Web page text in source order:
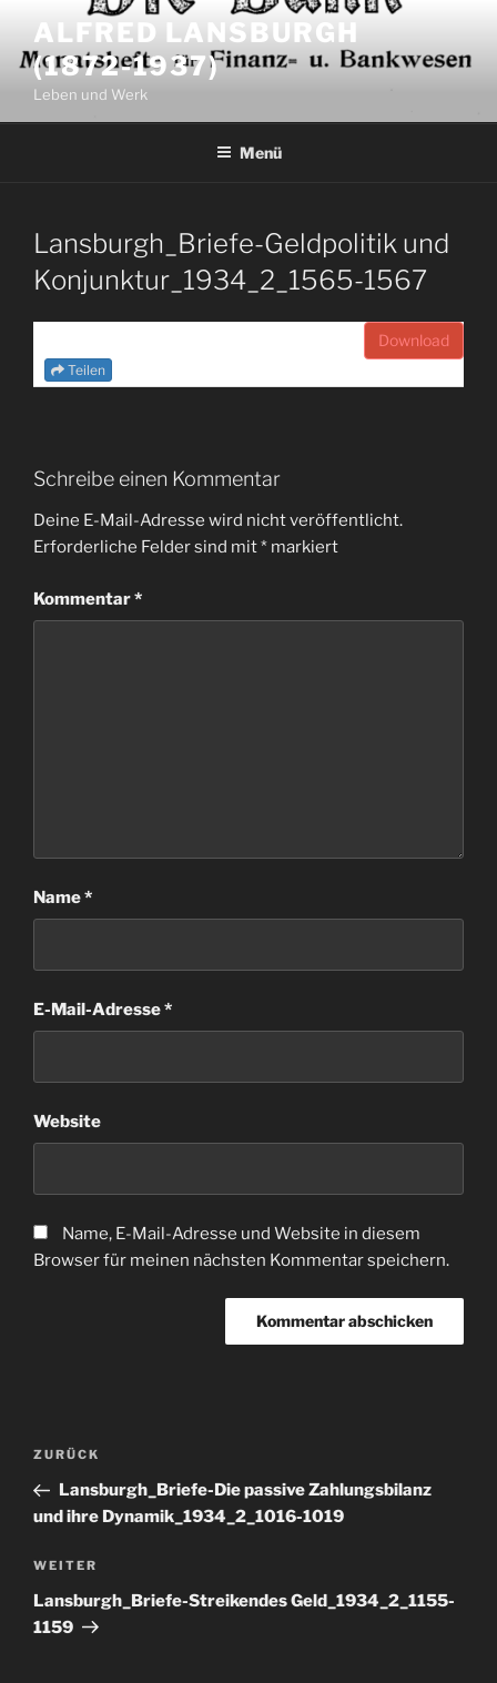
Inhalt
springen
ALFRED LANSBURGH
(1872-1937)
Leben und Werk
Menü
Lansburgh_Briefe-Geldpolitik und
Konjunktur_1934_2_1565-1567
Download
Teilen
Schreibe einen Kommentar
Deine E-Mail-Adresse wird nicht veröffentlicht.
Erforderliche Felder sind mit* markiert
Kommentar*
Name*
E-Mail-Adresse*
Website
Name, E-Mail-Adresse und Website in diesem
Browser für meinen nächsten Kommentar speichern.
Beitragsnavigation
Vorheriger
Beitrag
ZURÜCK
Lansburgh_Briefe-Die passive Zahlungsbilanz
und ihre Dynamik_1934_2_1016-1019
Nächster
Beitrag
WEITER
Lansburgh_Briefe-Streikendes Geld_1934_2_1155-
1159